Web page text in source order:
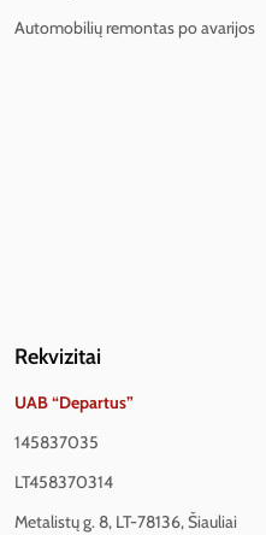
Automobilių remontas po avarijos
Rekvizitai
UAB “Departus”
145837035
LT458370314
Metalistų g. 8, LT-78136, Šiauliai